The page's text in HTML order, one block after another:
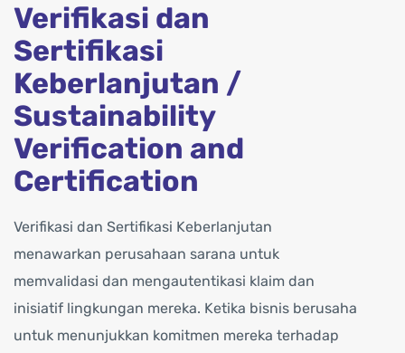
Verifikasi dan
Sertifikasi
Keberlanjutan /
Sustainability
Verification and
Certification
Verifikasi dan Sertifikasi Keberlanjutan
menawarkan perusahaan sarana untuk
memvalidasi dan mengautentikasi klaim dan
inisiatif lingkungan mereka. Ketika bisnis berusaha
untuk menunjukkan komitmen mereka terhadap